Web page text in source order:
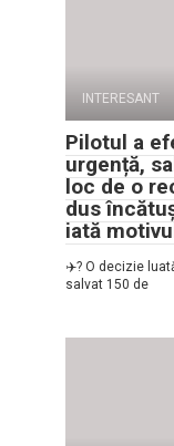
INTERESANT
Pilotul a
urgență,
loc de o
dus
iată
✈️? O decizie
salvat 150 de